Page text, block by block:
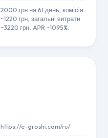
2000 грн на 61 день, комісія
~1220 грн, загальні витрати
~3220 грн, APR ~1095%.
https://e-groshi.com/ru/